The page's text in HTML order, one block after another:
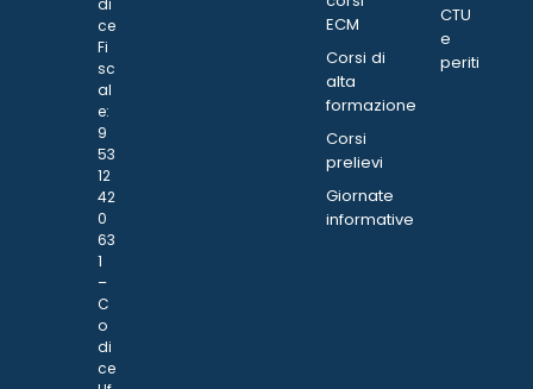
di
ce
Fi
sc
al
e:
9
53
12
42
0
63
1
–
C
o
di
ce
ECM
Corsi di
alta
formazione
Corsi
prelievi
Giornate
informative
CTU
e
periti